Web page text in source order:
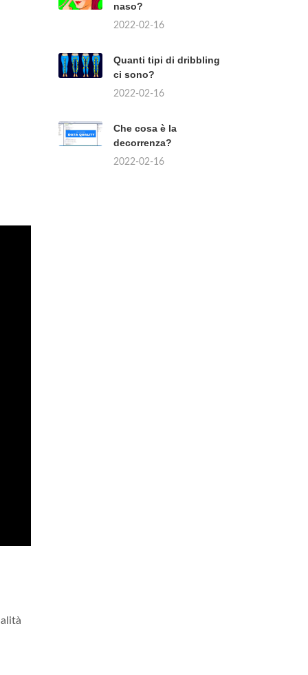
naso?
2022-02-16
Quanti tipi di dribbling
ci sono?
2022-02-16
Che cosa è la
decorrenza?
2022-02-16